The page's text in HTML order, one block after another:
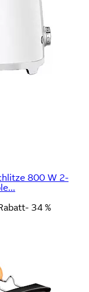
800 W 2-
- 34 %